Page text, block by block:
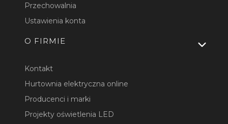
Przechowalnia
Ustawienia konta
O FIRMIE
Kontakt
Hurtownia elektryczna online
Producenci i marki
Projekty oświetlenia LED